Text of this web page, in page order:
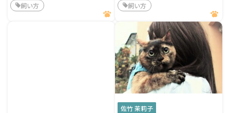
飼い方 飼い方
佐竹 茉莉子